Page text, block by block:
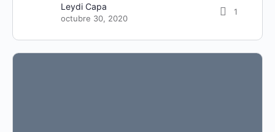
Leydi Capa
octubre 30, 2020
1